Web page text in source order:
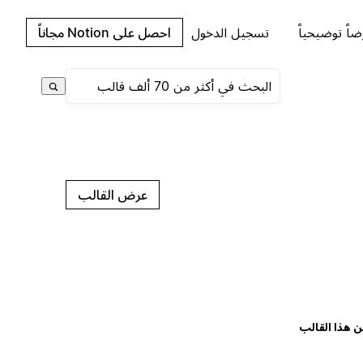
توضيحياً تسجيل الدخول احصل على Notion مجاناً
عرض القالب
هذا القالب